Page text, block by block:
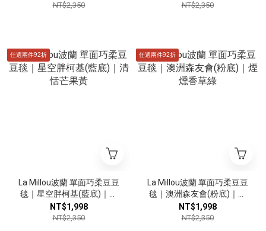
NT$2,350 NT$2,350
任選兩件92折
La Millou波蘭 單面巧柔豆豆
毯｜星空胖柯基(藍底)｜清
恬芒果黃
NT$1,998
NT$2,350
任選兩件92折
La Millou波蘭 單面巧柔豆豆
毯｜澳洲森友會(粉底)｜煙
燻香草綠
NT$1,998
NT$2,350